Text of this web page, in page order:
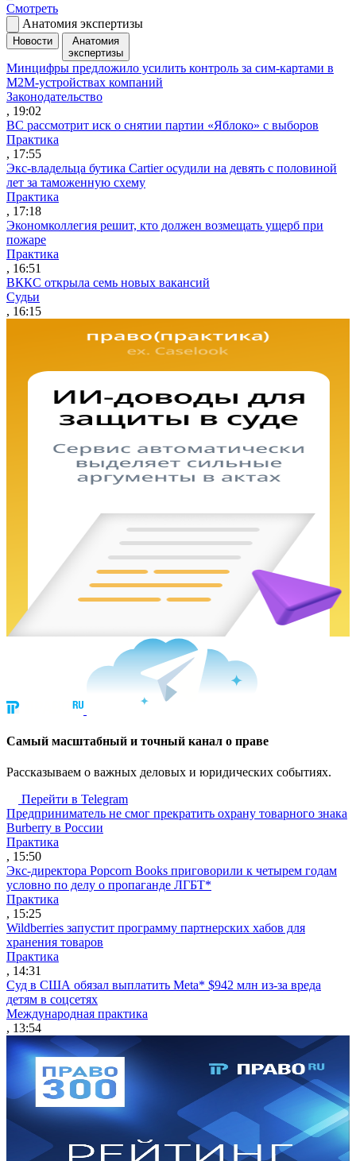
Смотреть
Анатомия экспертизы
Новости
Анатомия
экспертизы
Минцифры предложило усилить контроль за сим-картами в
M2M-устройствах компаний
Законодательство
, 19:02
ВС рассмотрит иск о снятии партии «Яблоко» с выборов
Практика
, 17:55
Экс-владельца бутика Cartier осудили на девять с половиной
лет за таможенную схему
Практика
, 17:18
Экономколлегия решит, кто должен возмещать ущерб при
пожаре
Практика
, 16:51
ВККС открыла семь новых вакансий
Судьи
, 16:15
Cамый масштабный и точный канал о праве
Рассказываем о важных деловых и юридических событиях.
Перейти в Telegram
Предприниматель не смог прекратить охрану товарного знака
Burberry в России
Практика
, 15:50
Экс-директора Popcorn Books приговорили к четырем годам
условно по делу о пропаганде ЛГБТ*
Практика
, 15:25
Wildberries запустит программу партнерских хабов для
хранения товаров
Практика
, 14:31
Суд в США обязал выплатить Meta* $942 млн из-за вреда
детям в соцсетях
Международная практика
, 13:54